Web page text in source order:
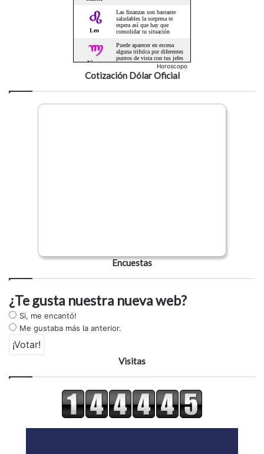
Horoscopo
Cotización Dólar Oficial
Encuestas
¿Te gusta nuestra nueva web?
Si, me encantó!
Me gustaba más la anterior.
Visitas